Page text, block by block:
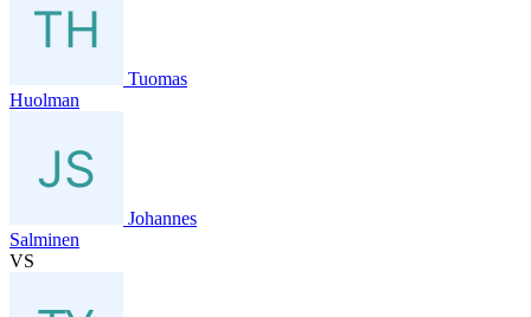
Tuomas
Huolman
Johannes
Salminen
VS